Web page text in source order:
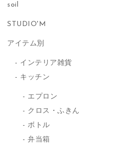
soil
STUDIO'M
アイテム別
インテリア雑貨
キッチン
エプロン
クロス・ふきん
ボトル
弁当箱